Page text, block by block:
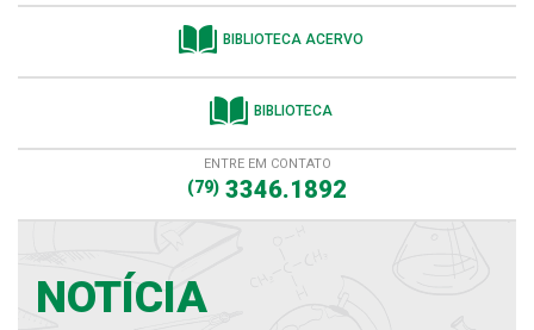
BIBLIOTECA ACERVO
BIBLIOTECA
ENTRE EM CONTATO
(79) 3346.1892
NOTÍCIA